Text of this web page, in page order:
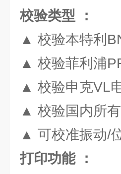
校验类型 ：
▲ 校验本特利
▲ 校验菲利浦
▲ 校验申克VL
▲ 校验国内所
▲ 可校准振动/
打印功能 ：